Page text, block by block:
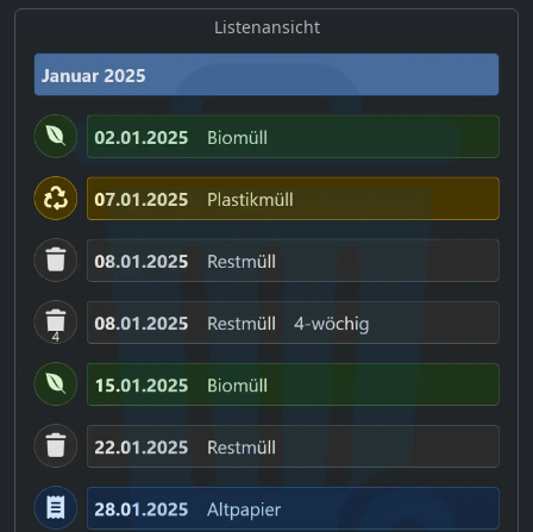
Listenansicht